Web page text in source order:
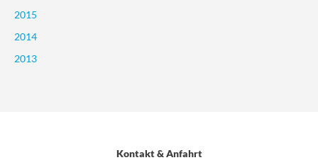
2015
2014
2013
Kontakt & Anfahrt